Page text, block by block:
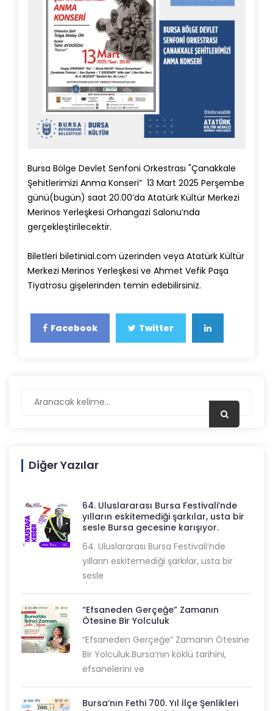
Bursa Bölge Devlet Senfoni Orkestrası "Çanakkale
Şehitlerimizi Anma Konseri” 13 Mart 2025 Perşembe
günü(bugün) saat 20.00’da Atatürk Kültür Merkezi
Merinos Yerleşkesi Orhangazi Salonu’nda
gerçekleştirilecektir.
Biletleri biletinial.com üzerinden veya Atatürk Kültür
Merkezi Merinos Yerleşkesi ve Ahmet Vefik Paşa
Tiyatrosu gişelerinden temin edebilirsiniz.
Facebook Twitter
Diğer Yazılar
64. Uluslararası Bursa Festivali’nde
yılların eskitemediği şarkılar, usta bir
sesle Bursa gecesine karışıyor.
64. Uluslararası Bursa Festivali’nde
yılların eskitemediği şarkılar, usta bir
sesle
“Efsaneden Gerçeğe” Zamanın
Ötesine Bir Yolculuk
“Efsaneden Gerçeğe” Zamanın Ötesine
Bir Yolculuk.Bursa’nın köklü tarihini,
efsanelerini ve
Bursa’nın Fethi 700. Yıl İlçe Şenlikleri